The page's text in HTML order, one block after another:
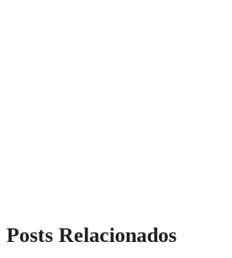
Posts Relacionados